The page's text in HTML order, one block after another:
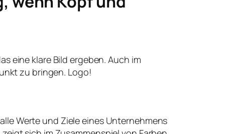
eine klare Bild ergeben. Auch im
zu bringen. Logo!
Werte und Ziele eines Unternehmens